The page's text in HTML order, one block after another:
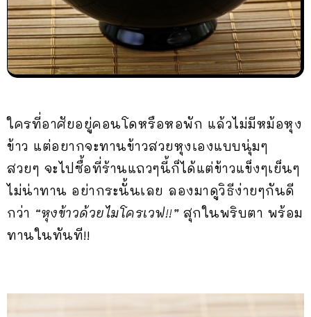
ใครที่อาศัยอยู่คอนโดหรือหอพัก แล้วไม่มีหม้อหุง
ข้าว แต่อยากจะทานข้าวสวยหุงเองแบบนุ่มๆ
สวยๆ จะไปซื้อที่ร้านแถวๆนี้ก็ได้แต่ข้าวแข็งๆเย็นๆ
ไม่น่าทาน อย่ากระนั้นเลย ลองมาดูวิธีง่ายๆกันดี
กว่า “หุงข้าวด้วยไมโครเวฟ!!”สุกในพริบตา พร้อม
ทานในทันที!!